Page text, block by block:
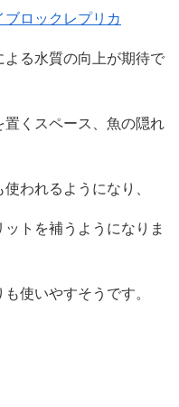
ロックレプリカ
る水質の向上が期待で
くスペース、魚の隠れ
われるようになり、
トを補うようになりま
使いやすそうです。